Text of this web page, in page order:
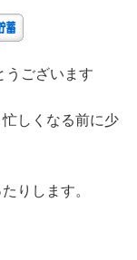
うございます
しくなる前に少
りします。